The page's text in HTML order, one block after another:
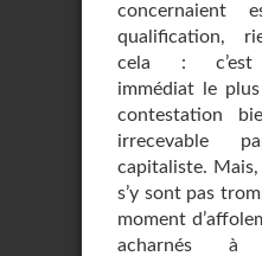
concernaient
qualification,
cela : c’est
immédiat le
contestation
irrecevable
capitaliste.
s’y sont pas
moment
acharnés à